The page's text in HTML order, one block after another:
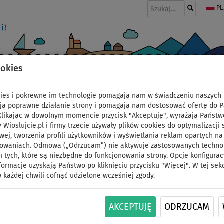
i pokrewne im technologie pomagają nam w świadczeniu naszych
poprawne działanie strony i pomagają nam dostosować ofertę do
w dowolnym momencie przycisk "Akceptuję", wyrażają
Wioslujcie.pl i firmy trzecie używały plików cookies do optymalizacji
tworzenia profili użytkowników i wyświetlania reklam opartych na
Odmowa („Odrzucam”) nie aktywuje zastosowanych
tych, które są niezbędne do funkcjonowania strony. Opcje
uzyskają Państwo po kliknięciu przycisku "Więcej". W tej
każdej chwili cofnąć udzielone wcześniej zgody.
AKCEPTUJĘ ODRZUCAM
Deska SUP SPINERA
pompowany
startowy
NASZ
WIOSŁO W
ZESTAWIE
DARMOWA
ID: